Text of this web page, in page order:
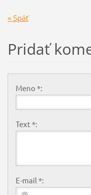
« Späť
Pridať
Meno *:
Text *:
E-mail *: